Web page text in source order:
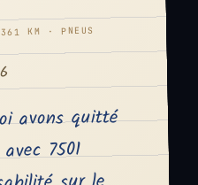
KM · PNEUS
avons quitté
7501